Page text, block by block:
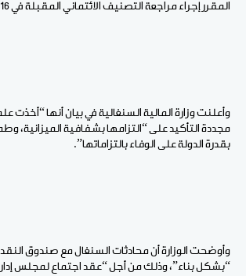
المقرر إجراء مراجعة التصنيف الائتماني المقبلة في 16 من نوفمبر القادم.
وأعلنت وزارة المالية السنغالية في بيان أنها “أخذت
مجددة التأكيد على “التزامها بشفافية الميزانية،
بقدرة الدولة على الوفاء بالتزاماتها”.
وأوضحت الوزارة أن محادثات السنغال مع صندوق
“بشكل بناء”، وذلك من أجل “عقد اجتماع لمجلس